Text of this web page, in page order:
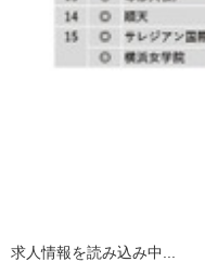
神奈川県
月給28万1,228円～
正社員